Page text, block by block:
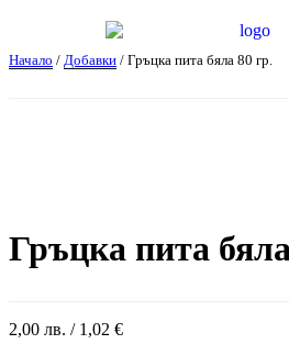
Начало / Добавки / Гръцка пита бяла 80 гр.
Гръцка пита
2,00 лв. / 1,02 €